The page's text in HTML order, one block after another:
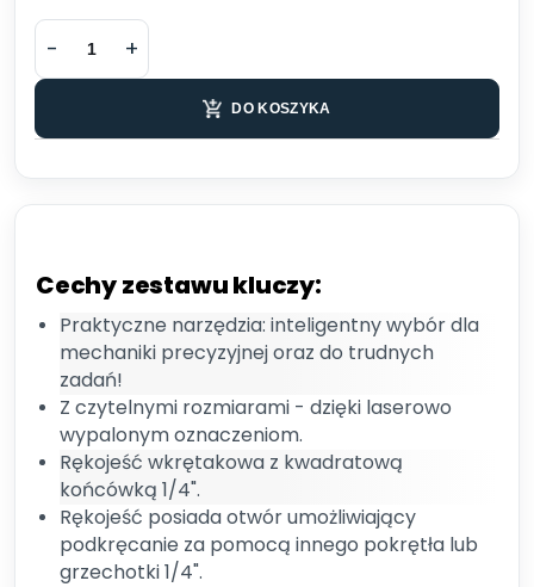
DO KOSZYKA
Cechy zestawu kluczy:
Praktyczne narzędzia: inteligentny wybór dla
mechaniki precyzyjnej oraz do trudnych
zadań!
Z czytelnymi rozmiarami - dzięki laserowo
wypalonym oznaczeniom.
Rękojeść wkrętakowa z kwadratową
końcówką 1/4".
Rękojeść posiada otwór umożliwiający
podkręcanie za pomocą innego pokrętła lub
grzechotki 1/4".